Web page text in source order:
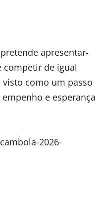
apresentar-
competir de igual
como um passo
e esperança
2026-